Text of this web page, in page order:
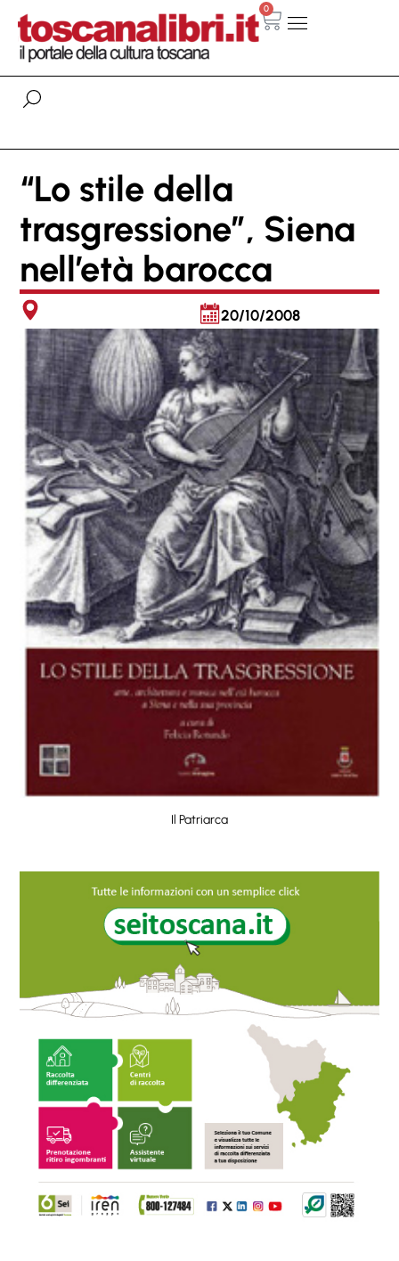
0
“Lo stile della
trasgressione”, Siena
nell’età barocca
20/10/2008
Il Patriarca